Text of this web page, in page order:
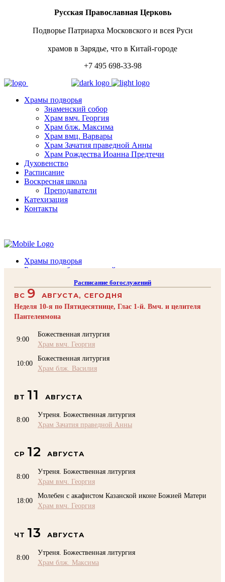
Русская Православная Церковь
Подворье Патриарха Московского и всея Руси
храмов в Зарядье, что в Китай-городе
+7 495 698-33-98
Храмы подворья
Знаменский собор
Храм вмч. Георгия
Храм блж. Максима
Храм вмц. Варвары
Храм Зачатия праведной Анны
Храм Рождества Иоанна Предтечи
Духовенство
Расписание
Воскресная школа
Преподаватели
Катехизация
Контакты
Храмы подворья
Расписание богослужений
Воскресная школа
Преподаватели Воскресной школы
Катехизация
КОНТАКТЫ
Расписание богослужений
ВС 9 АВГУСТА, СЕГОДНЯ
Неделя 10-я по Пятидесятнице, Глас 1-й. Вмч. и целителя
Пантелеимона
9:00
Божественная литургия
Храм вмч. Георгия
10:00
Божественная литургия
Храм блж. Василия
ВТ 11 АВГУСТА
8:00
Утреня. Божественная литургия
Храм Зачатия праведной Анны
СР 12 АВГУСТА
8:00
Утреня. Божественная литургия
Храм вмч. Георгия
18:00
Молебен с акафистом Казанской иконе Божией Матери
Храм вмч. Георгия
ЧТ 13 АВГУСТА
8:00
Утреня. Божественная литургия
Храм блж. Максима